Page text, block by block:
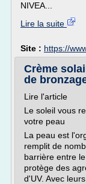
NIVEA...
Lire la suite
Site : https://
Crème
de
Lire l'article
Le soleil vous
votre peau
La peau est
remplit de
barrière entre
protège des
d'UV. Avec